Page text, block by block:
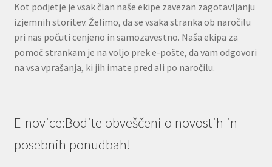
Kot podjetje je vsak član naše ekipe zavezan zagotavljanju
izjemnih storitev. Želimo, da se vsaka stranka ob naročilu
pri nas počuti cenjeno in samozavestno. Naša ekipa za
pomoč strankam je na voljo prek e-pošte, da vam odgovori
na vsa vprašanja, ki jih imate pred ali po naročilu.
E-novice:Bodite obveščeni o novostih in
posebnih ponudbah!